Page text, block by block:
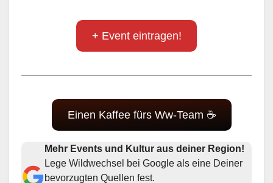
+ Event eintragen!
Einen Kaffee fürs Ww-Team ☕
Mehr Events und Kultur aus deiner Region!
Lege Wildwechsel bei Google als eine Deiner
bevorzugten Quellen fest.